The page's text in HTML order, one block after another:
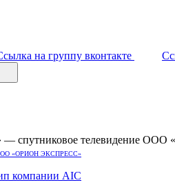
на группу вконтакте
спутниковое телевидение
в ООО «ОРИОН ЭКСПРЕСС»